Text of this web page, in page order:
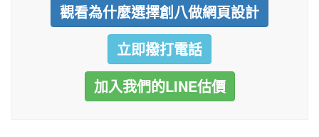
觀看為什麼選擇創八做網頁設計
立即撥打電話
加入我們的LINE估價